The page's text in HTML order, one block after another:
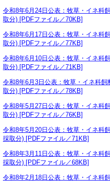
令和8年6月24日公表：牧草・イネ科
取分) [PDFファイル／70KB]
令和8年6月17日公表：牧草・イネ科
取分) [PDFファイル／77KB]
令和8年6月10日公表：牧草・イネ科
取分) [PDFファイル／71KB]
令和8年6月3日公表：牧草・イネ科
取分) [PDFファイル／78KB]
令和8年5月27日公表：牧草・イネ科
取分) [PDFファイル／76KB]
令和8年5月20日公表：牧草・イネ科
採取分) [PDFファイル／71KB]
令和8年3月11日公表：牧草・イネ科
採取分) [PDFファイル／68KB]
令和8年2月18日公表：牧草・イネ科